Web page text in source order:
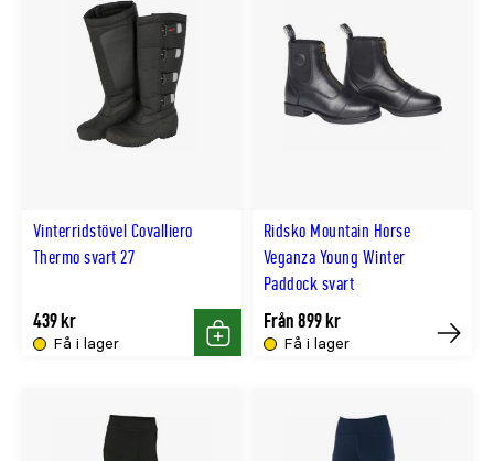
Vinterridstövel Covalliero
Thermo svart 27
Få i lager
439 kr
Köp
Ridsko Mountain Horse
Veganza Young Winter
Paddock svart
Få i lager
Från 899 kr
Köp